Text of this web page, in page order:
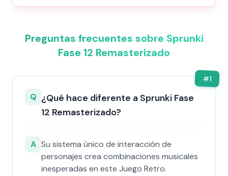
Preguntas frecuentes sobre Sprunki
Fase 12 Remasterizado
#1
Q ¿Qué hace diferente a Sprunki Fase
12 Remasterizado?
A Su sistema único de interacción de
personajes crea combinaciones musicales
inesperadas en este Juego Retro.